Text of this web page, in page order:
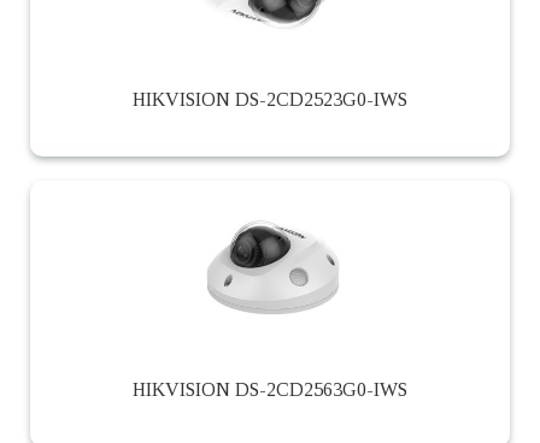
HIKVISION DS-2CD2523G0-IWS
HIKVISION DS-2CD2563G0-IWS